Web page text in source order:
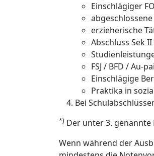
Einschlägiger
erzieherische
Abschluss Sek
FSJ / BFD / Au-
Einschlägige
Praktika in
Bei
*) Der unter 3.
Wenn während der